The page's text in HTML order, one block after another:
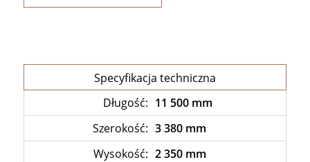
Specyfikacja techniczna
Długość: 11 500 mm
Szerokość: 3 380 mm
Wysokość: 2 350 mm